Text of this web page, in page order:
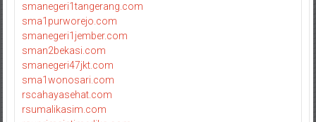
smanegeri1tangerang.com
sma1purworejo.com
smanegeri1jember.com
sman2bekasi.com
smanegeri47jkt.com
sma1wonosari.com
rscahayasehat.com
rsumalikasim.com